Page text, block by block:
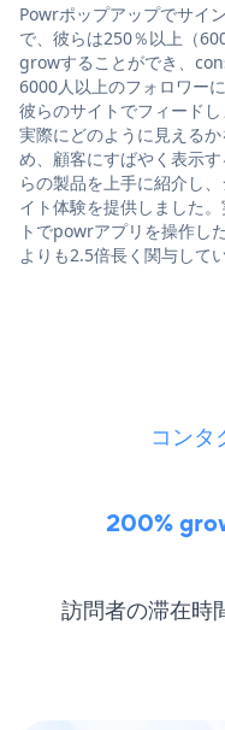
Powrポップアップでサ
で、彼らは250％以上（
growすることができ、
6000人以上のフォロワー
彼らのサイトでフィード
実際にどのように見える
め、顧客にすばやく表示
らの製品を上手に紹介し
イト体験を提供しました
トでpowrアプリを操作し
よりも2.5倍長く関与して
コン
200%
訪問者の滞在時